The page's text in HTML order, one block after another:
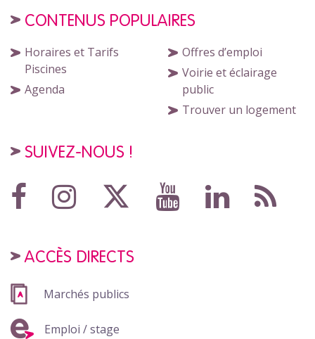
CONTENUS POPULAIRES
Horaires et Tarifs
Piscines
Agenda
Offres d’emploi
Voirie et éclairage
public
Trouver un logement
SUIVEZ-NOUS !
ACCÈS DIRECTS
Marchés publics
Emploi / stage